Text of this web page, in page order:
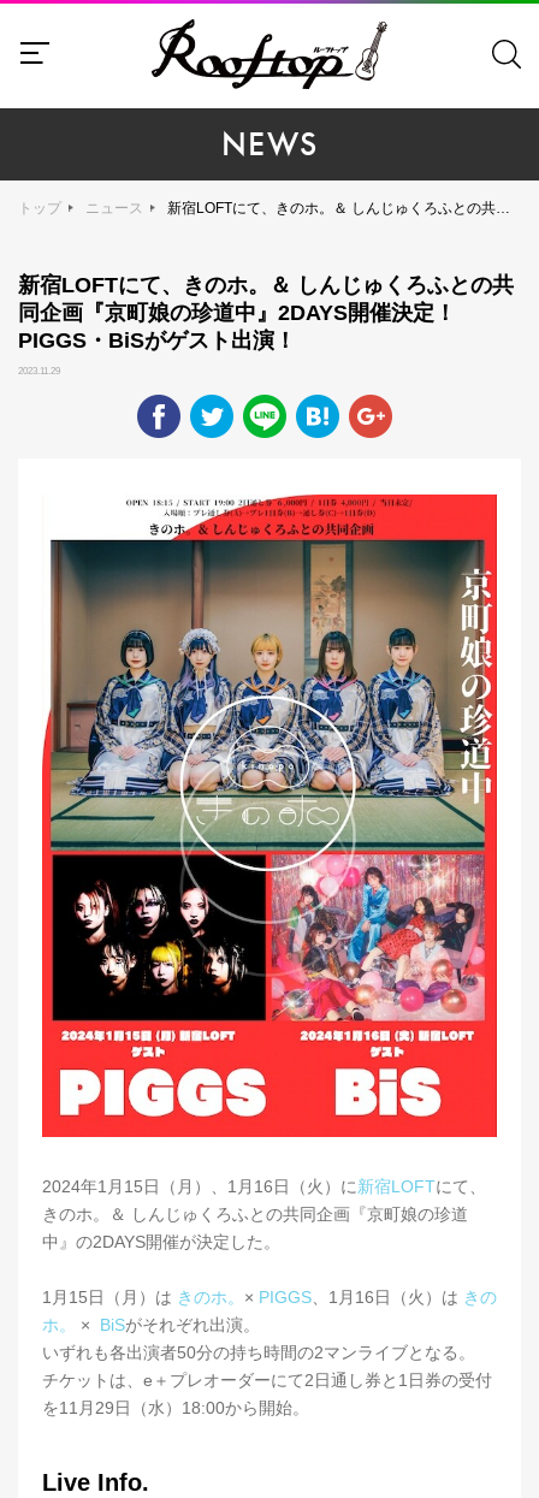
NEWS
トップ ニュース 新宿LOFTにて、きのホ。＆ しんじゅくろふとの共同企画『京町娘の珍道中』2DAYS開催決定！ PIGGS・BiSがゲスト出演！
新宿LOFTにて、きのホ。＆ しんじゅくろふとの共
同企画『京町娘の珍道中』2DAYS開催決定！
PIGGS・BiSがゲスト出演！
2023.11.29
2024年1月15日（月）、1月16日（火）に新宿LOFTにて、
きのホ。＆ しんじゅくろふとの共同企画『京町娘の珍道
中』の2DAYS開催が決定した。
1月15日（月）は きのホ。 × PIGGS、1月16日（火）は きの
ホ。
× BiSがそれぞれ出演。
いずれも各出演者50分の持ち時間の2マンライブとなる。
チケットは、e＋プレオーダーにて2日通し券と1日券の受付
を11月29日（水）18:00から開始。
Live Info.